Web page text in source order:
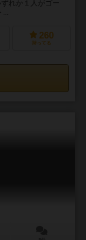
れか１人がゴー
...
260
持ってる